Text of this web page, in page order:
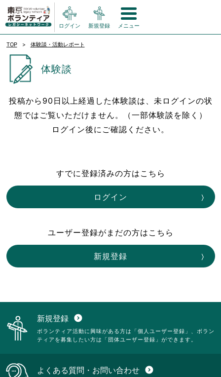
ログイン 新規登録 メニュー
TOP 体験談・活動レポート
体験談
投稿から90日以上経過した体験談は、未ログインの状
態ではご覧いただけません。（一部体験談を除く）
ログイン後にご確認ください。
すでに登録済みの方はこちら
ログイン
ユーザー登録がまだの方はこちら
新規登録
新規登録 expand_circle_down
ボランティア活動に興味がある方は「個人ユーザー登録」、ボラン
ティアを募集したい方は「団体ユーザー登録」ができます。
よくある質問・お問い合わせ expand_circle_down